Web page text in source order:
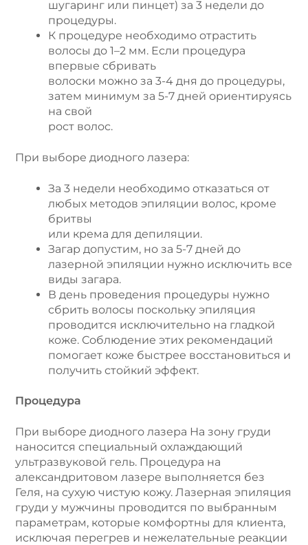
шугаринг или пинцет) за 3 недели до
процедуры.
К процедуре необходимо отрастить
волосы до 1–2 мм. Если процедура
впервые сбривать
волоски можно за 3-4 дня до процедуры,
затем минимум за 5-7 дней ориентируясь
на свой
рост волос.
При выборе диодного лазера:
За 3 недели необходимо отказаться от
любых методов эпиляции волос, кроме
бритвы
или крема для депиляции.
Загар допустим, но за 5-7 дней до
лазерной эпиляции нужно исключить все
виды загара.
В день проведения процедуры нужно
сбрить волосы поскольку эпиляция
проводится исключительно на гладкой
коже. Соблюдение этих рекомендаций
помогает коже быстрее восстановиться и
получить стойкий эффект.
Процедура
При выборе диодного лазера На зону груди
наносится специальный охлаждающий
ультразвуковой гель. Процедура на
александритовом лазере выполняется без
Геля, на сухую чистую кожу. Лазерная эпиляция
груди у мужчины проводится по выбранным
параметрам, которые комфортны для клиента,
исключая перегрев и нежелательные реакции